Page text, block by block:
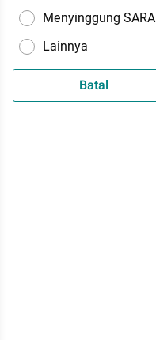
Menyinggung SARA
Lainnya
Batal